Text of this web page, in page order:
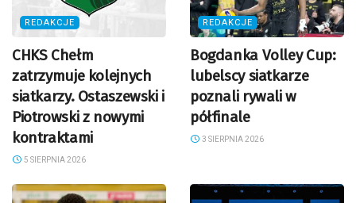
REDAKCJE
CHKS Chełm
zatrzymuje kolejnych
siatkarzy. Ostaszewski i
Piotrowski z nowymi
kontraktami
5 SIERPNIA 2026
REDAKCJE
Bogdanka Volley Cup:
lubelscy siatkarze
poznali rywali w
półfinale
3 SIERPNIA 2026